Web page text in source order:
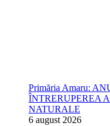
Primăria Amaru:
ÎNTRERUPEREA
NATURALE
6 august 2026